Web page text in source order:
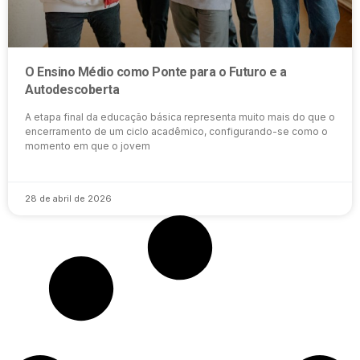
O Ensino Médio como Ponte para o Futuro e a
Autodescoberta
A etapa final da educação básica representa muito mais do que o
encerramento de um ciclo acadêmico, configurando-se como o
momento em que o jovem
28 de abril de 2026